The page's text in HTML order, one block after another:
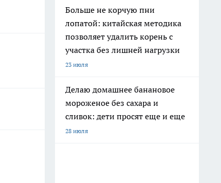
Больше не корчую пни
лопатой: китайская методика
позволяет удалить корень с
участка без лишней нагрузки
23 июля
Делаю домашнее банановое
мороженое без сахара и
сливок: дети просят еще и еще
28 июля